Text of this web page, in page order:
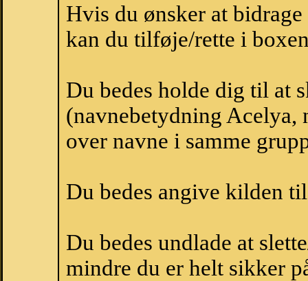
Hvis du ønsker at
kan du tilføje/rette i
Du bedes holde dig til at
(navnebetydning Acelya,
over navne i samme
Du bedes angive kilden
Du bedes undlade at
mindre du er helt sikker